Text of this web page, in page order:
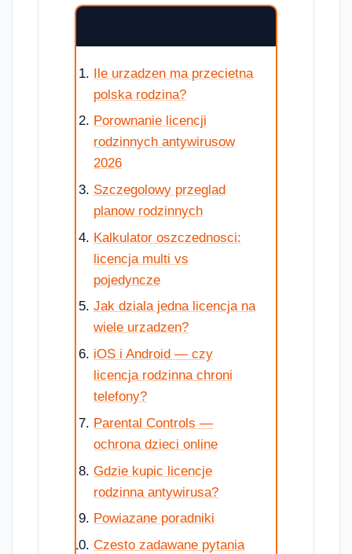
Ile urzadzen ma przecietna
polska rodzina?
Porownanie licencji
rodzinnych antywirusow
2026
Szczegolowy przeglad
planow rodzinnych
Kalkulator oszczednosci:
licencja multi vs
pojedyncze
Jak dziala jedna licencja na
wiele urzadzen?
iOS i Android — czy
licencja rodzinna chroni
telefony?
Parental Controls —
ochrona dzieci online
Gdzie kupic licencje
rodzinna antywirusa?
Powiazane poradniki
Czesto zadawane pytania